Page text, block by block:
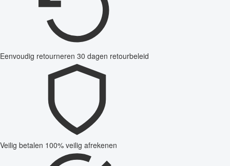
Eenvoudig retourneren 30 dagen retourbeleid
Veilig betalen 100% veilig afrekenen